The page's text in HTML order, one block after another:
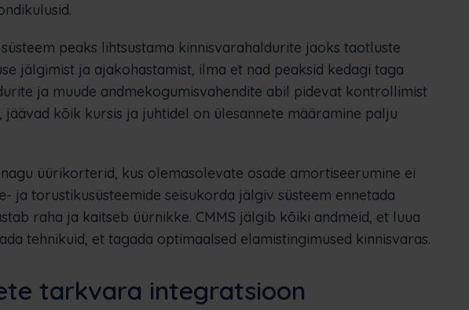
peaks lihtsustama kinnisvarahaldurite jaoks taotluste
jälgimist ja ajakohastamist, ilma et nad peaksid kedagi taga
ja muude andmekogumisvahendite abil pidevat kontrollimist
jäävad kõik kursis ja juhtidel on ülesannete määramine palju
üürikorterid, kus olemasolevate osade amortiseerumine ei
ja torustikusüsteemide seisukorda jälgiv süsteem ennetada
raha ja kaitseb üürnikke. CMMS jälgib kõiki andmeid, et luua
tehnikuid, et tagada optimaalsed elamistingimused kinnisvaras.
tarkvara integratsioon